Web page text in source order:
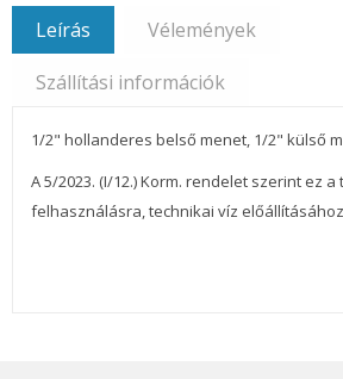
Leírás
Vélemények
Szállítási információk
1/2" hollanderes belső menet, 1/2" külső
A 5/2023. (I/12.) Korm. rendelet szerint ez
felhasználásra, technikai víz